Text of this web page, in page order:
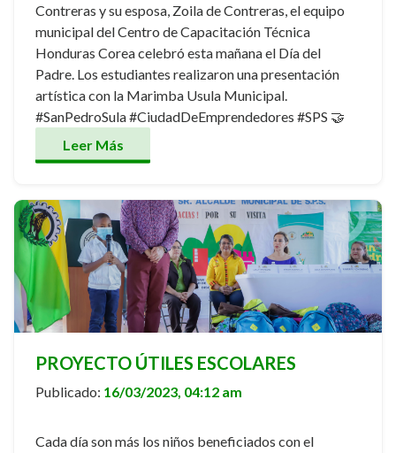
Contreras y su esposa, Zoila de Contreras, el equipo
municipal del Centro de Capacitación Técnica
Honduras Corea celebró esta mañana el Día del
Padre. Los estudiantes realizaron una presentación
artística con la Marimba Usula Municipal.
#SanPedroSula #CiudadDeEmprendedores #SPS 🤝
Leer Más
PROYECTO ÚTILES ESCOLARES
Publicado: 16/03/2023, 04:12 am
Cada día son más los niños beneficiados con el